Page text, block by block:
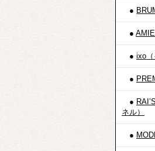
●
● AMIE
● ixo（
●
●
ネル）
●